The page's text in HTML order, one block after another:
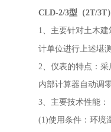
CLD-2/3型（2T/3T
1、主要针对土木
计单位进行上述堪
2、仪表的特点：
内部计算器自动调
3、主要技术性能：
(1)使用条件：环境